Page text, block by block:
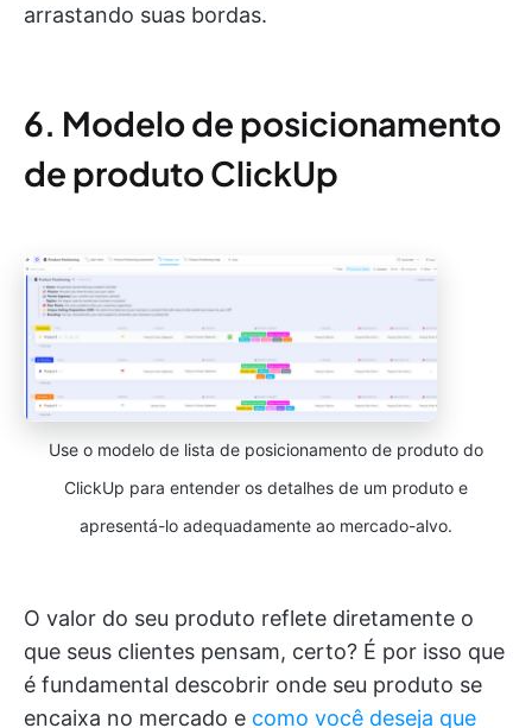
arrastando suas bordas.
6. Modelo de posicionamento
de produto ClickUp
Use o modelo de lista de posicionamento de produto do
ClickUp para entender os detalhes de um produto e
apresentá-lo adequadamente ao mercado-alvo.
O valor do seu produto reflete diretamente o
que seus clientes pensam, certo? É por isso que
é fundamental descobrir onde seu produto se
encaixa no mercado e como você deseja que